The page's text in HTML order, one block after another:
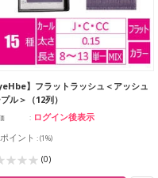
】フラットラッシュ＜アッシュ
ル＞（12列）
ログイン後表示
ポイント :(1%)
(0)